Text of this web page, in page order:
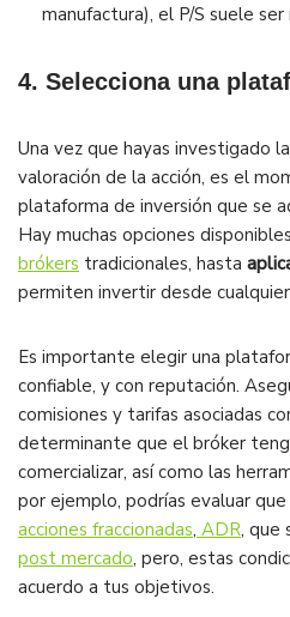
manufactura), el P/S suele ser
4. Selecciona una
Una vez que hayas investigado
valoración de la acción, es el
plataforma de inversión que se
Hay muchas opciones
brókers tradicionales, hasta
permiten invertir desde
Es importante elegir una
confiable, y con reputación.
comisiones y tarifas asociadas
determinante que el bróker
comercializar, así como las
por ejemplo, podrías evaluar
acciones fraccionadas, ADR, que
post mercado, pero, estas
acuerdo a tus objetivos.